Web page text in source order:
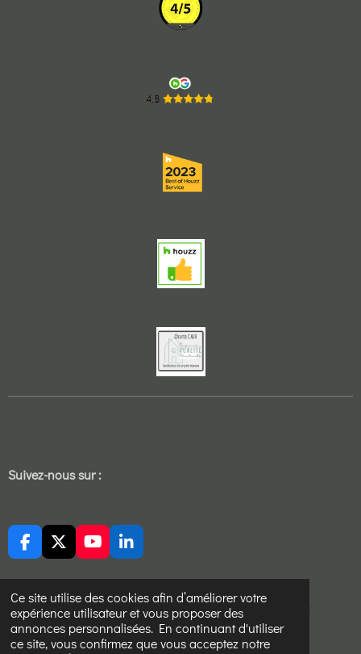
Ce site utilise des cookies afin d’améliorer votre
expérience utilisateur et vous proposer des
annonces personnalisées. En continuant d'utiliser
ce site, vous confirmez que vous acceptez notre
Suivez-nous sur :
F
a
c
e
b
o
o
X
Y
o
u
T
u
b
e
L
i
n
k
e
d
I
https://sites.google.com/view/ucj-aikido-cholet/accueil/
© 2022 - 2026 Sekure devis travaux